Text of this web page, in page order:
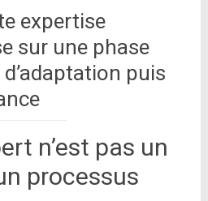
expertise
sur une phase
d’adaptation puis
n’est pas un
processus